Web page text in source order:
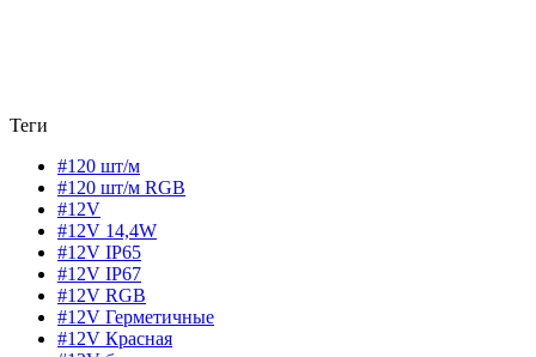
Теги
#120 шт/м
#120 шт/м RGB
#12V
#12V 14,4W
#12V IP65
#12V IP67
#12V RGB
#12V Герметичные
#12V Красная